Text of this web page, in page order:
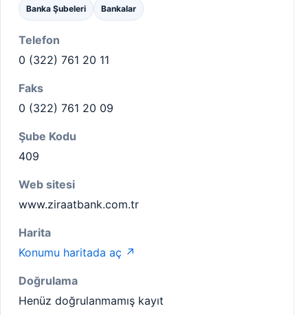
Banka Şubeleri Bankalar
Telefon
0 (322) 761 20 11
Faks
0 (322) 761 20 09
Şube Kodu
409
Web sitesi
www.ziraatbank.com.tr
Harita
Konumu haritada aç ↗
Doğrulama
Henüz doğrulanmamış kayıt